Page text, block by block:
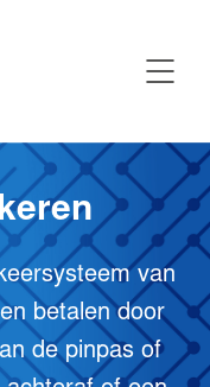
van
betalen door
de pinpas of